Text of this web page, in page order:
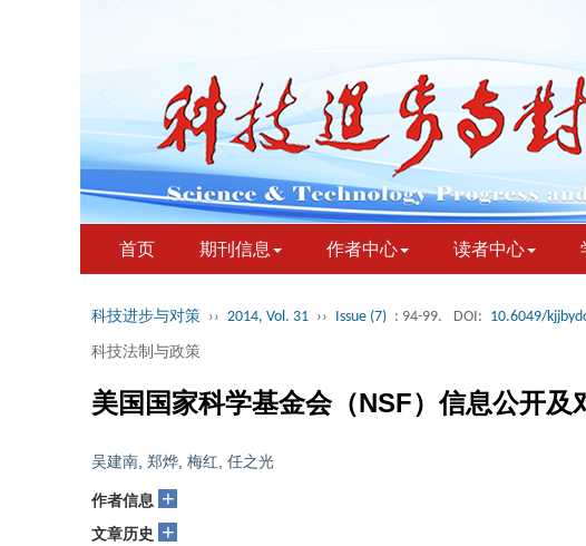
首页 期刊信息 作者中心 读者中心
科技进步与对策 ›› 2014, Vol. 31 ›› Issue (7) : 94-99. DOI: 10.6049/
科技法制与政策
美国国家科学基金会（NSF）信息公开及
吴建南 郑烨 梅红 任之光
作者信息 +
文章历史 +